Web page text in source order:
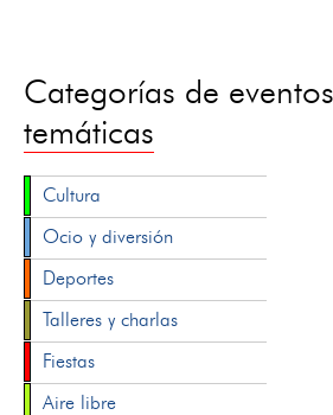
Categorías de
temáticas
Cultura
Ocio y diversión
Deportes
Talleres y charlas
Fiestas
Aire libre